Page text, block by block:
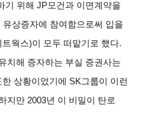
기 위해 JP모건과 이면계약을
상증자에 참여함으로써 입을
웍스)이 모두 떠맡기로 했다.
치해 증자하는 부실 증권사는
상황이었기에 SK그룹이 이런
지만 2003년 이 비밀이 탄로